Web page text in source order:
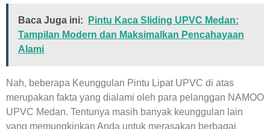
Baca Juga ini:
Pintu Kaca Sliding UPVC Medan:
Tampilan Modern dan Maksimalkan Pencahayaan
Alami
Nah, beberapa Keunggulan Pintu Lipat UPVC di atas
merupakan fakta yang dialami oleh para pelanggan NAMOO
UPVC Medan. Tentunya masih banyak keunggulan lain
yang memungkinkan Anda untuk merasakan berbagai